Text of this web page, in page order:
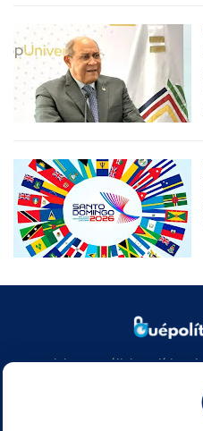
Noticias y análisis político
mundo. Infórmate con